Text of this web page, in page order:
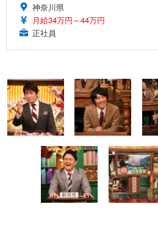
神奈川県
月給34万円～44万円
正社員